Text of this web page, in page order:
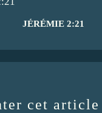
JÉRÉMIE 2:21
cet article